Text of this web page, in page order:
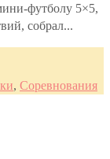
футболу 5×5,
собрал...
, Соревнования